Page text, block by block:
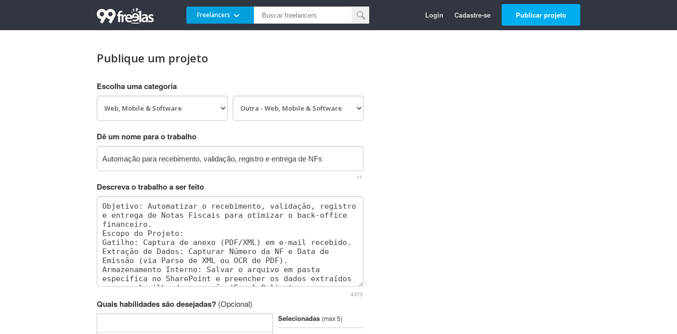
Freelancers Login Cadastre-se Publicar projeto
Publique um projeto
Escolha uma categoria
Dê um nome para o trabalho
11
Descreva o trabalho a ser feito
4373
Quais habilidades são desejadas? (Opcional)
Selecionadas (max 5)